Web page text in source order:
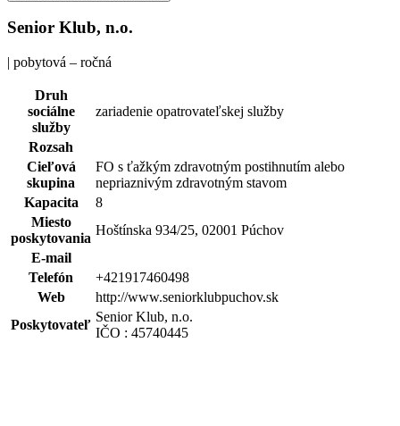
Senior Klub, n.o.
| pobytová – ročná
Druh
sociálne
služby
zariadenie opatrovateľskej služby
Rozsah
Cieľová
skupina
FO s ťažkým zdravotným postihnutím alebo
nepriaznivým zdravotným stavom
Kapacita
8
Miesto
poskytovania
Hoštínska 934/25, 02001 Púchov
E-mail
Telefón
+421917460498
Web
http://www.seniorklubpuchov.sk
Poskytovateľ
Senior Klub, n.o.
IČO : 45740445